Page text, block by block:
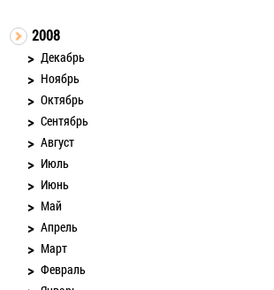
2008
Декабрь
Ноябрь
Октябрь
Сентябрь
Август
Июль
Июнь
Май
Апрель
Март
Февраль